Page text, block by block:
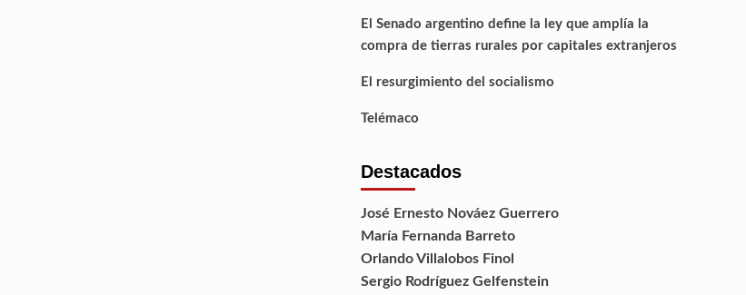
El Senado argentino define la ley que amplía la
compra de tierras rurales por capitales extranjeros
El resurgimiento del socialismo
Telémaco
Destacados
José Ernesto Nováez Guerrero
María Fernanda Barreto
Orlando Villalobos Finol
Sergio Rodríguez Gelfenstein